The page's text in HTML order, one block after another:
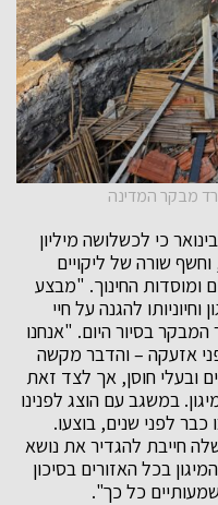
מבקר המדינה
כי לכשלושה מיליון
שורה של ליקויים
ומוסדות החינוך. "מבצע
להגנה על חיי
בסיור היום. "אנחנו
אזעקה – והדבר מקשה
ובעלי חוסן, אך לצד זאת
במשגב עם הוצג לפנינו
לפני שנים, בוצעו.
חייבת להגדיר את נושא
בכל האזורים בסיכון
כל כך".